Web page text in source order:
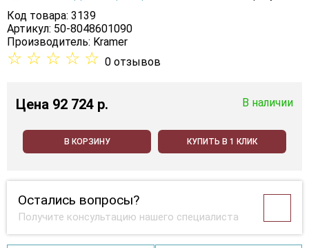
Код товара: 3139
Артикул: 50-8048601090
Производитель: Kramer
☆ ☆ ☆ ☆ ☆ 0 отзывов
Цена 92 724 p. В наличии
В КОРЗИНУ КУПИТЬ В 1 КЛИК
Остались вопросы?
Получите консультацию нашего специалиста